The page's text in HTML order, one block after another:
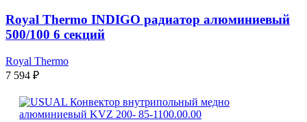
Royal Thermo INDIGO радиатор алюминиевый
500/100 6 секций
Royal Thermo
7 594 ₽